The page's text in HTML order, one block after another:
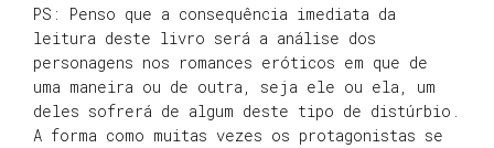
PS: Penso que a consequência imediata da
leitura deste livro será a análise dos
personagens nos romances eróticos em que de
uma maneira ou de outra, seja ele ou ela, um
deles sofrerá de algum deste tipo de distúrbio.
A forma como muitas vezes os protagonistas se